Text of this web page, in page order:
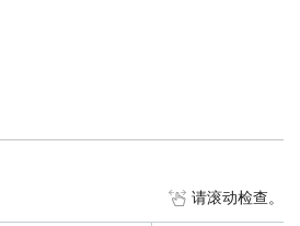
请滚动检查。